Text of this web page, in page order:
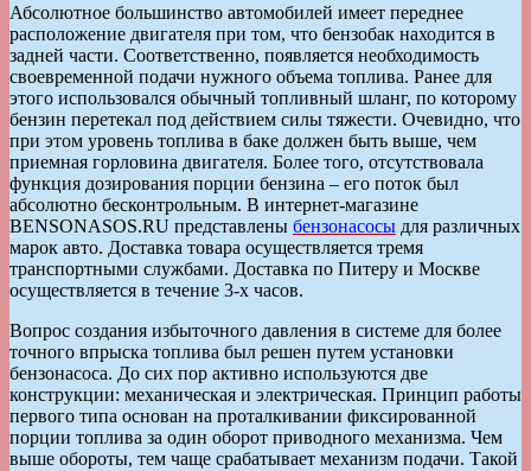
Абсолютное большинство автомобилей имеет переднее
расположение двигателя при том, что бензобак находится в
задней части. Соответственно, появляется необходимость
своевременной подачи нужного объема топлива. Ранее для
этого использовался обычный топливный шланг, по которому
бензин перетекал под действием силы тяжести. Очевидно, что
при этом уровень топлива в баке должен быть выше, чем
приемная горловина двигателя. Более того, отсутствовала
функция дозирования порции бензина – его поток был
абсолютно бесконтрольным. В интернет-магазине
BENSONASOS.RU представлены бензонасосы для различных
марок авто. Доставка товара осуществляется тремя
транспортными службами. Доставка по Питеру и Москве
осуществляется в течение 3-х часов.
Вопрос создания избыточного давления в системе для более
точного впрыска топлива был решен путем установки
бензонасоса. До сих пор активно используются две
конструкции: механическая и электрическая. Принцип работы
первого типа основан на проталкивании фиксированной
порции топлива за один оборот приводного механизма. Чем
выше обороты, тем чаще срабатывает механизм подачи. Такой